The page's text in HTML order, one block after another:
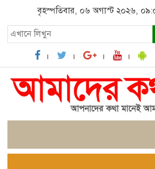
বৃহস্পতিবার, ০৬ অগাস্ট ২০২৬,